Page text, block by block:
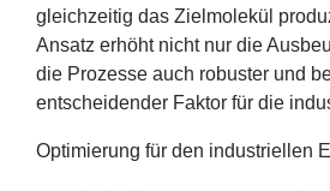
gleichzeitig das Zielmolekül
Ansatz erhöht nicht nur die
die Prozesse auch robuster und
entscheidender Faktor für die
Optimierung für den industriellen